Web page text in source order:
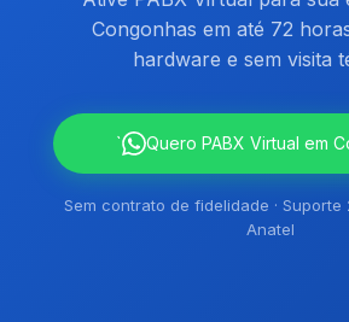
Congonhas em até 72
hardware e sem visita
` Quero PABX Virtual em
Sem contrato de fidelidade · Suporte
Anatel